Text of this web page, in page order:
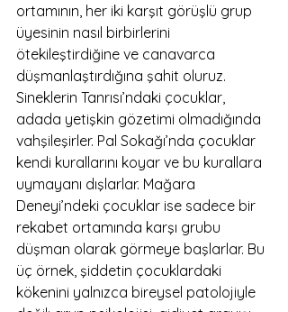
ortamının, her iki karşıt görüşlü grup
üyesinin nasıl birbirlerini
ötekileştirdiğine ve canavarca
düşmanlaştırdığına şahit oluruz.
Sineklerin Tanrısı’ndaki çocuklar,
adada yetişkin gözetimi olmadığında
vahşileşirler. Pal Sokağı’nda çocuklar
kendi kurallarını koyar ve bu kurallara
uymayanı dışlarlar. Mağara
Deneyi’ndeki çocuklar ise sadece bir
rekabet ortamında karşı grubu
düşman olarak görmeye başlarlar. Bu
üç örnek, şiddetin çocuklardaki
kökenini yalnızca bireysel patolojiyle